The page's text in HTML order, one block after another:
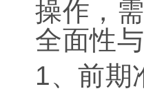
操作，
全面性
1、前期